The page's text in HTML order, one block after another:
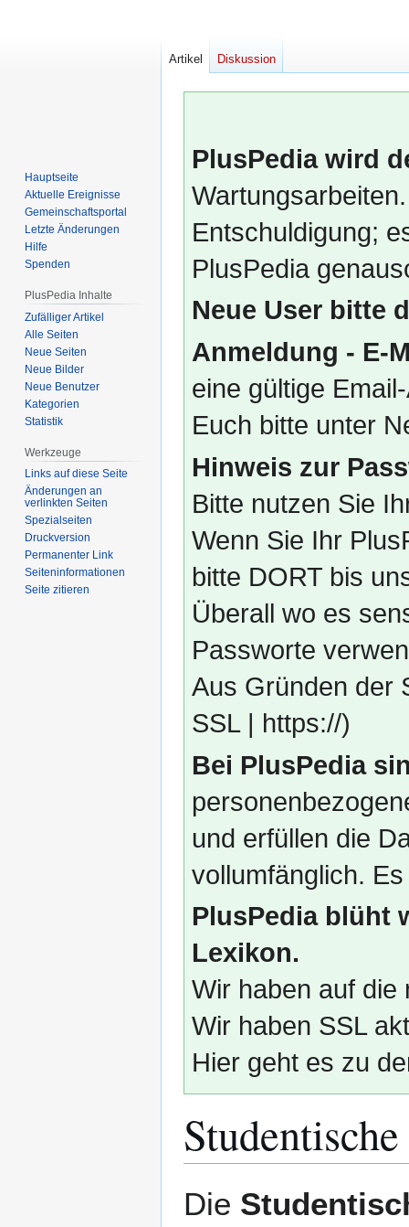
PlusPedia wird
Entschuldigung;
PlusPedia
Neue User bitte
Anmeldung - E-
eine gültige
Euch bitte unter
Hinweis zur
Bitte nutzen Sie
Wenn Sie Ihr
bitte DORT bis
Überall wo es
Passworte
Aus Gründen der
SSL | https://)
Bei PlusPedia
und erfüllen die
vollumfänglich.
PlusPedia blüht
Lexikon.
Wir haben auf die
Wir haben SSL
Hier geht es zu
Navigation
Suche
Die
Artikel Diskussion
Hauptseite
Aktuelle Ereignisse
Gemeinschafts­portal
Letzte Änderungen
Hilfe
Spenden
PlusPedia Inhalte
Zufälliger Artikel
Alle Seiten
Neue Seiten
Neue Bilder
Neue Benutzer
Kategorien
Statistik
Werkzeuge
Links auf diese Seite
Änderungen an
verlinkten Seiten
Spezialseiten
Druckversion
Permanenter Link
Seiten­­informationen
Seite zitieren